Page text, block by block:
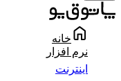
خانه
نرم افزار
اینترنت